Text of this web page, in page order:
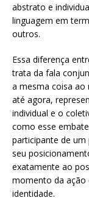
abstrato e
linguagem em
outros.
Essa diferença
trata da fala
a mesma coisa
até agora,
individual e o
como esse
participante de um
seu
exatamente ao
momento da ação
identidade.